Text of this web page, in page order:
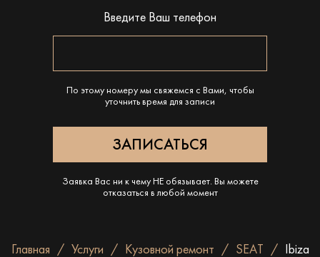
Введите Ваш телефон
По этому номеру мы свяжемся с Вами, чтобы
уточнить время для записи
Заявка Вас ни к чему НЕ обязывает. Вы можете
отказаться в любой момент
Главная Услуги Кузовной ремонт SEAT Ibiza